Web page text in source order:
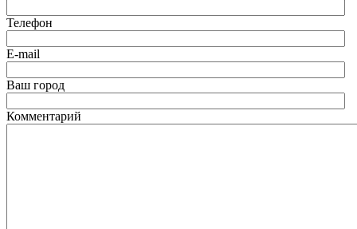
Телефон
E-mail
Ваш город
Комментарий